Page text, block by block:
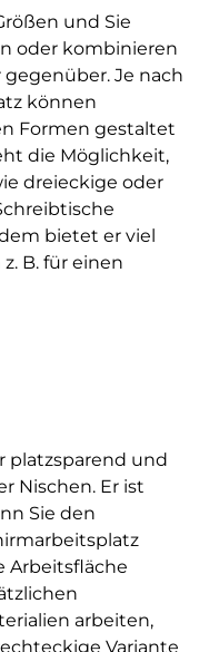
und Sie
oder kombinieren
Je nach
können
Formen gestaltet
die Möglichkeit,
dreieckige oder
bietet er viel
B. für einen
platzsparend und
Nischen. Er ist
Sie den
Arbeitsfläche
arbeiten,
Variante